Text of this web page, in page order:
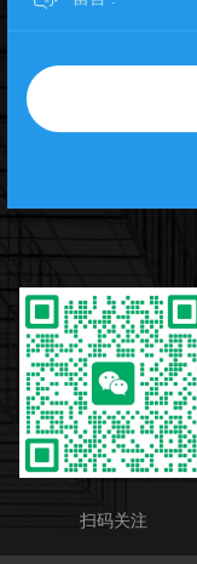
扫码关注